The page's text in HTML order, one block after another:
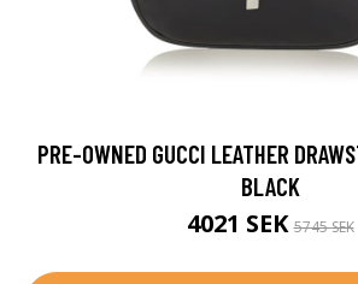
PRE-OWNED GUCCI LEATHER
BLACK
4021 SEK5745 SEK